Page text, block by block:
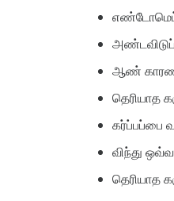
ஆண்
தெரியாத
கர்ப்பப்பை
விந்து
தெரியாத